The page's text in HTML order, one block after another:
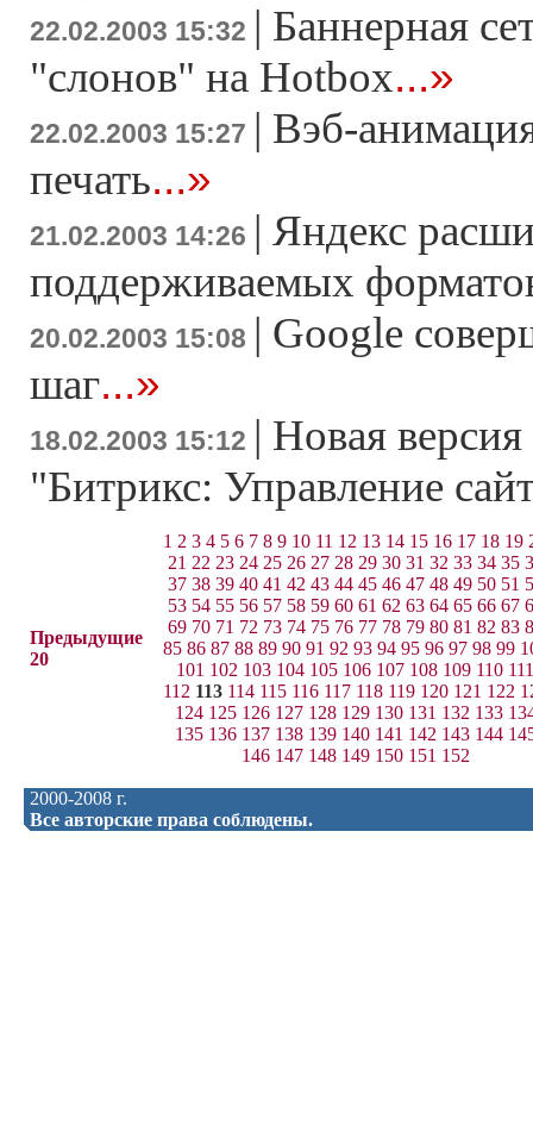
22.02.2003 15:32 | Баннерная
"слонов" на Hotbox...»
22.02.2003 15:27 | Вэб-
печать...»
21.02.2003 14:26 | Яндекс
поддерживаемых
20.02.2003 15:08 | Google
шаг...»
18.02.2003 15:12 | Новая
"Битрикс: Управление
Предыдущие
20
1 2 3 4 5 6 7 8 9 10 11 12 13 14 15 16 17 18 19
21 22 23 24 25 26 27 28 29 30 31 32 33 34 35
37 38 39 40 41 42 43 44 45 46 47 48 49 50 51
53 54 55 56 57 58 59 60 61 62 63 64 65 66 67
69 70 71 72 73 74 75 76 77 78 79 80 81 82 83
85 86 87 88 89 90 91 92 93 94 95 96 97 98 99
101 102 103 104 105 106 107 108 109 110 111
112 113 114 115 116 117 118 119 120 121 122
124 125 126 127 128 129 130 131 132 133
135 136 137 138 139 140 141 142 143 144
146 147 148 149 150 151 152
2000-2008 г.
Все авторские права соблюдены.